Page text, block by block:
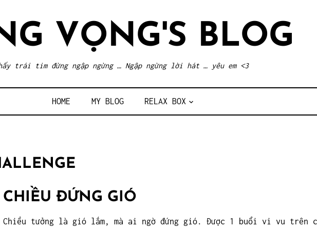
VỌNG'S BLOG
trái tim đừng ngập ngừng … Ngập ngừng lời hát … yêu em <3
HOME MY BLOG RELAX BOX
CHIỀU ĐỨNG GIÓ
Chiều tưởng là gió lắm, mà ai ngờ đứng gió. Được 1 buổi vi vu trên